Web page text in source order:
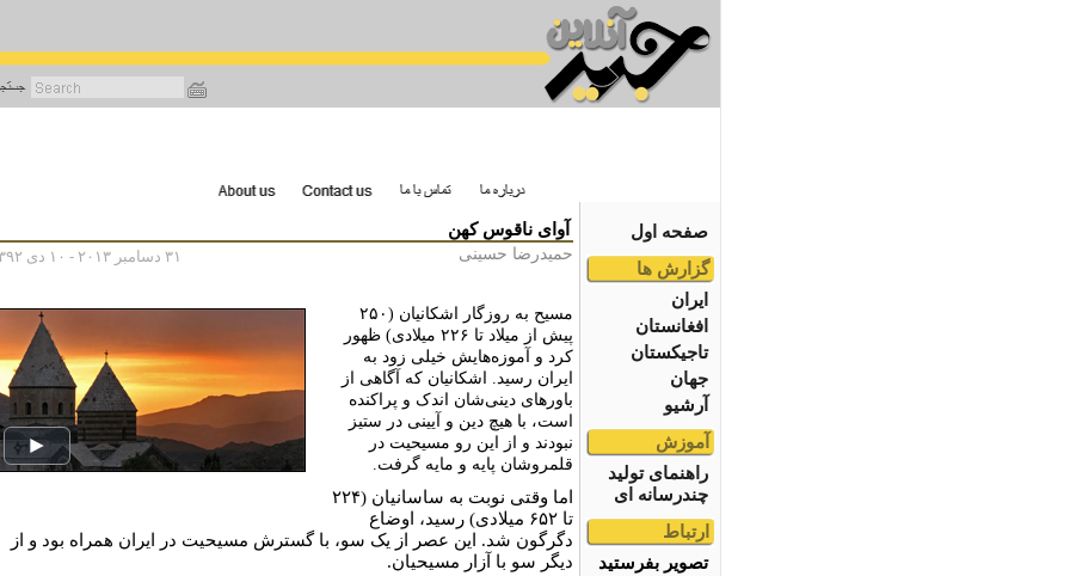
صفحه اول
گزارش ها
ایران
افغانستان
تاجیکستان
جهان
آرشیو
آموزش
راهنمای تولید
چندرسانه ای
ارتباط
تصویر بفرستید
آواى ناقوس کهن
۳۱ دسامبر ۲۰۱۳ - ۱۰ دی ۱۳۹۲ حمیدرضا حسینی
مسیح به روزگار اشکانیان (۲۵۰
پیش از میلاد تا ۲۲۶ میلادى) ظهور
کرد و آموزه‌هایش خیلى زود به
ایران رسید. اشکانیان که آگاهى از
باورهاى دینى‌شان اندک و پراکنده
است، با هیچ دین و آیینى در ستیز
نبودند و از این رو مسیحیت در
قلمروشان پایه و مایه گرفت
اما وقتى نوبت به ساسانیان (۲۲۴
تا ۶۵۲ میلادى) رسید، اوضاع
دگرگون شد. این عصر از یک سو، با گسترش مسیحیت در ایران همراه بود و از
دیگر سو با آزار مسیحیان.